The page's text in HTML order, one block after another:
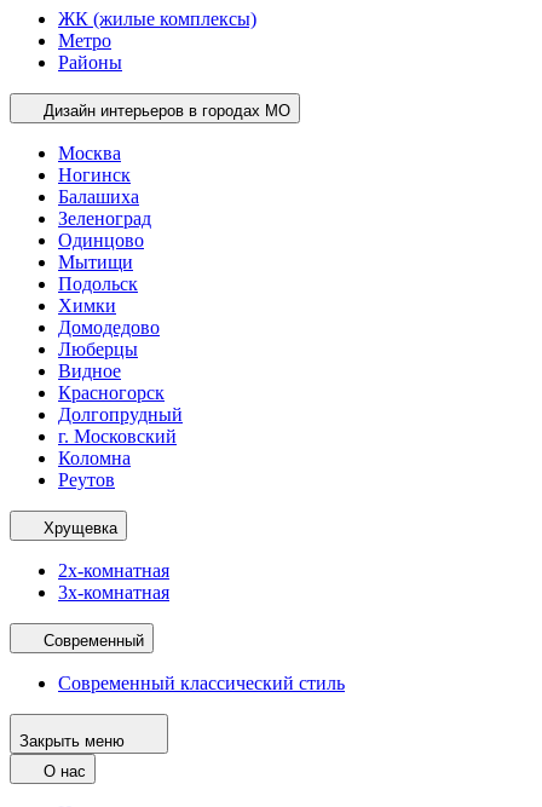
ЖК (жилые комплексы)
Метро
Районы
Дизайн интерьеров в городах МО
Москва
Ногинск
Балашиха
Зеленоград
Одинцово
Мытищи
Подольск
Химки
Домодедово
Люберцы
Видное
Красногорск
Долгопрудный
г. Московский
Коломна
Реутов
Хрущевка
2х-комнатная
3х-комнатная
Современный
Современный классический стиль
Закрыть меню
О нас